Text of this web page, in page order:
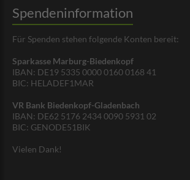
Spendeninformation
Für Spenden stehen folgende Konten bereit:
Sparkasse Marburg-Biedenkopf
IBAN: DE19 5335 0000 0160 0168 41
BIC: HELADEF1MAR
VR Bank Biedenkopf-Gladenbach
IBAN: DE62 5176 2434 0090 5931 02
BIC: GENODE51BIK
Vielen Dank!